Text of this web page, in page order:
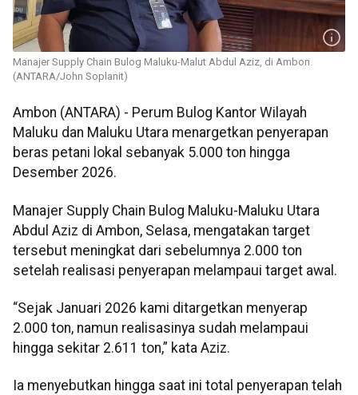
Manajer Supply Chain Bulog Maluku-Malut Abdul Aziz, di Ambon.
(ANTARA/John Soplanit)
Ambon (ANTARA) - Perum Bulog Kantor Wilayah
Maluku dan Maluku Utara menargetkan penyerapan
beras petani lokal sebanyak 5.000 ton hingga
Desember 2026.
Manajer Supply Chain Bulog Maluku-Maluku Utara
Abdul Aziz di Ambon, Selasa, mengatakan target
tersebut meningkat dari sebelumnya 2.000 ton
setelah realisasi penyerapan melampaui target awal.
“Sejak Januari 2026 kami ditargetkan menyerap
2.000 ton, namun realisasinya sudah melampaui
hingga sekitar 2.611 ton,” kata Aziz.
Ia menyebutkan hingga saat ini total penyerapan telah